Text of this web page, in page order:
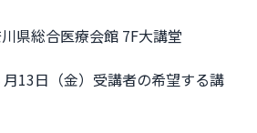
県総合医療会館 7F大講堂
13日（金）受講者の希望する講